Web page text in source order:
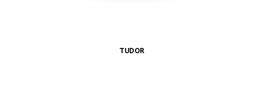
TUDOR